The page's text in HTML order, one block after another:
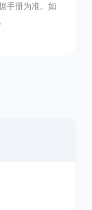
手册为准。如